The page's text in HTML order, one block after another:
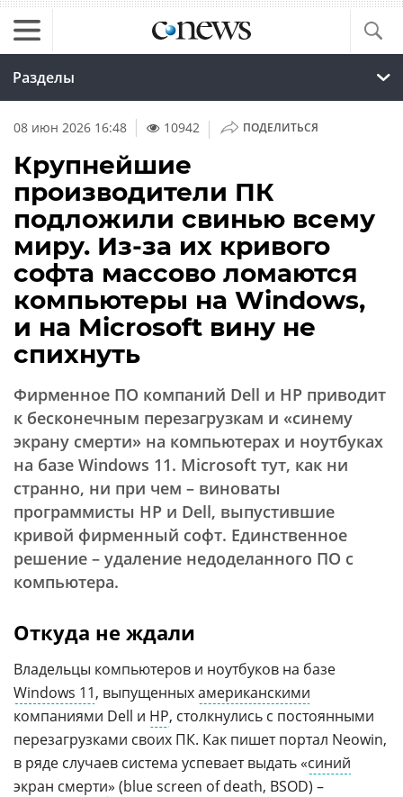
Разделы
08 июн 2026 16:48 10942 | ПОДЕЛИТЬСЯ
Крупнейшие
производители ПК
подложили свинью всему
миру. Из-за их кривого
софта массово ломаются
компьютеры на Windows,
и на Microsoft вину не
спихнуть
Фирменное ПО компаний Dell и HP приводит
к бесконечным перезагрузкам и «синему
экрану смерти» на компьютерах и ноутбуках
на базе Windows 11. Microsoft тут, как ни
странно, ни при чем – виноваты
программисты HP и Dell, выпустившие
кривой фирменный софт. Единственное
решение – удаление недоделанного ПО с
компьютера.
Откуда не ждали
Владельцы компьютеров и ноутбуков на базе
Windows 11, выпущенныхамериканскими
компаниями Dell и HP, столкнулись с постоянными
перезагрузками своих ПК. Как пишет портал Neowin,
в ряде случаев система успевает выдать «синий
экран смерти» (blue screen of death, BSOD) –